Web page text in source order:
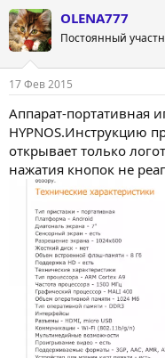
к
ц
и
OLENA777
Постоянный
17 Фев 2015
Аппарат-портативная
HYPNOS.Инструкцию
открывает только
нажатия кнопок не